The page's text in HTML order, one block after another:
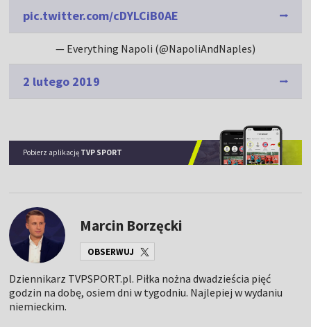
pic.twitter.com/cDYLCiB0AE
— Everything Napoli (@NapoliAndNaples)
2 lutego 2019
Pobierz aplikację TVP SPORT
Marcin Borzęcki
OBSERWUJ
Dziennikarz TVPSPORT.pl. Piłka nożna dwadzieścia pięć
godzin na dobę, osiem dni w tygodniu. Najlepiej w wydaniu
niemieckim.